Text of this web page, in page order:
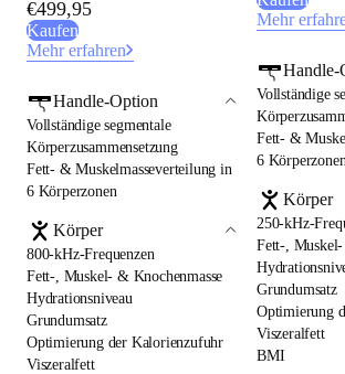
€499,95
Kaufen
Mehr erfahren
Handle-Option
Vollständige segmentale
Körperzusammensetzung
Fett- & Muskelmasseverteilung in
6 Körperzonen
Körper
800-kHz-Frequenzen
Fett-, Muskel- & Knochenmasse
Hydrationsniveau
Grundumsatz
Optimierung der Kalorienzufuhr
Viszeralfett
Mehr
Handle-
Vollständige
Fett- &
6 Körperzonen
Körper
250-kHz-
Fett-, Muskel-
Grundumsatz
Optimierung
Viszeralfett
BMI